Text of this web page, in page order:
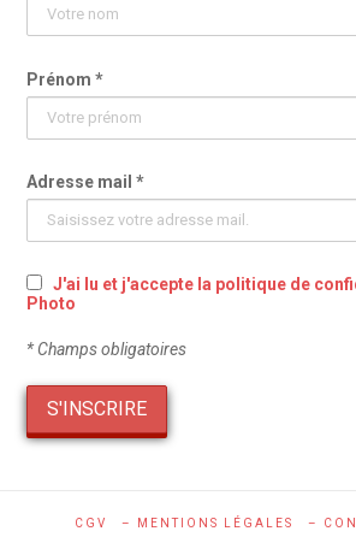
Prénom *
Adresse mail *
J'ai lu et j'accepte la politique de
Photo
* Champs obligatoires
CGV – MENTIONS LÉGALES –